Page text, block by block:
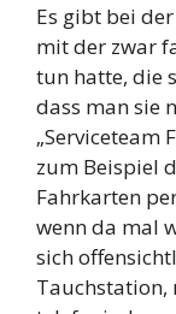
Es gibt bei
mit der zwar
tun hatte, die
dass man sie
„Serviceteam
zum Beispiel
Fahrkarten
wenn da mal
sich
Tauchstation,